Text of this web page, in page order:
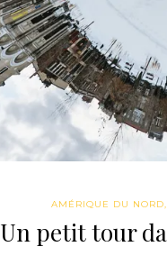
AMÉRIQUE DU NORD
Un petit tour